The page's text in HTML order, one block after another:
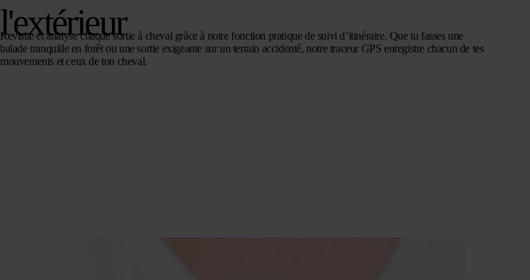
l'extérieur
Revisite et analyse chaque sortie à cheval grâce à notre fonction pratique de suivi d’itinéraire. Que tu fasses une
balade tranquille en forêt ou une sortie exigeante sur un terrain accidenté, notre traceur GPS enregistre chacun de tes
mouvements et ceux de ton cheval.